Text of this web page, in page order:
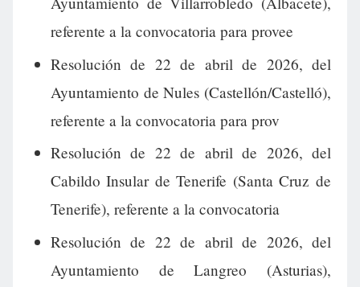
referente a la convocatoria para provee
Resolución de 22 de abril de 2026, del
Ayuntamiento de Nules (Castellón/Castelló),
referente a la convocatoria para prov
Resolución de 22 de abril de 2026, del
Cabildo Insular de Tenerife (Santa Cruz de
Tenerife), referente a la convocatoria
Resolución de 22 de abril de 2026, del
Ayuntamiento de Langreo (Asturias),